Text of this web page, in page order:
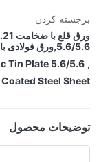
کردن
ورق
با روکش قلع و پرداخت روشن
5.6/5.6 Tin Coating Electrolytic
Tin Coated Steel
محصول